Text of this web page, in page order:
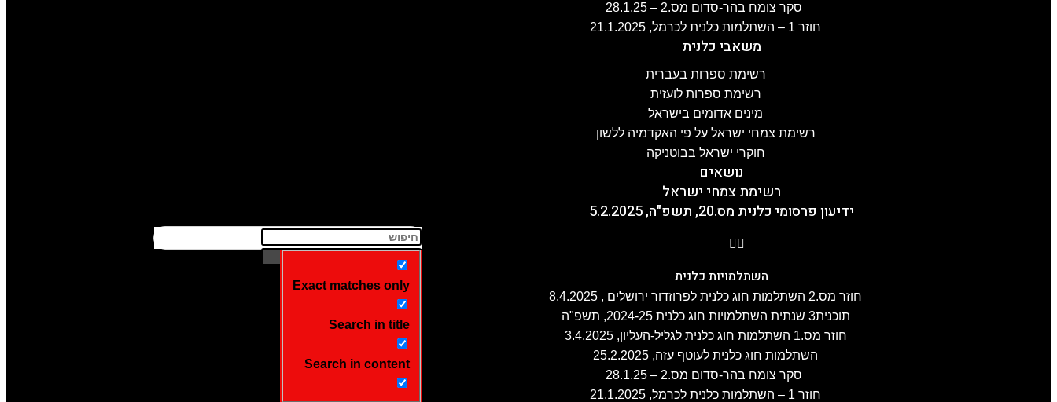
סקר צומח בהר-סדום מס.2 – 28.1.25
חוזר 1 – השתלמות כלנית לכרמל, 21.1.2025
משאבי כלנית
רשימת ספרות בעברית
רשימת ספרות לועזית
מינים אדומים בישראל
רשימת צמחי ישראל על פי האקדמיה ללשון
חוקרי ישראל בבוטניקה
נושאים
רשימת צמחי ישראל
ידיעון פרסומי כלנית מס.20, תשפ"ה, 5.2.2025
השתלמויות כלנית
חוזר מס.2 השתלמות חוג כלנית לפרוזדור ירושלים , 8.4.2025
תוכנית3 שנתית השתלמויות חוג כלנית 2024-25, תשפ"ה
חוזר מס.1 השתלמות חוג כלנית לגליל-העליון, 3.4.2025
השתלמות חוג כלנית לעוטף עזה, 25.2.2025
סקר צומח בהר-סדום מס.2 – 28.1.25
חוזר 1 – השתלמות כלנית לכרמל, 21.1.2025
Exact matches only
Search in title
Search in content